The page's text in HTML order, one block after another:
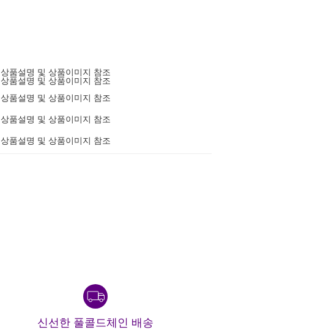
상품설명 및 상품이미지 참조
상품설명 및 상품이미지 참조
상품설명 및 상품이미지 참조
상품설명 및 상품이미지 참조
상품설명 및 상품이미지 참조
신선한 풀콜드체인 배송